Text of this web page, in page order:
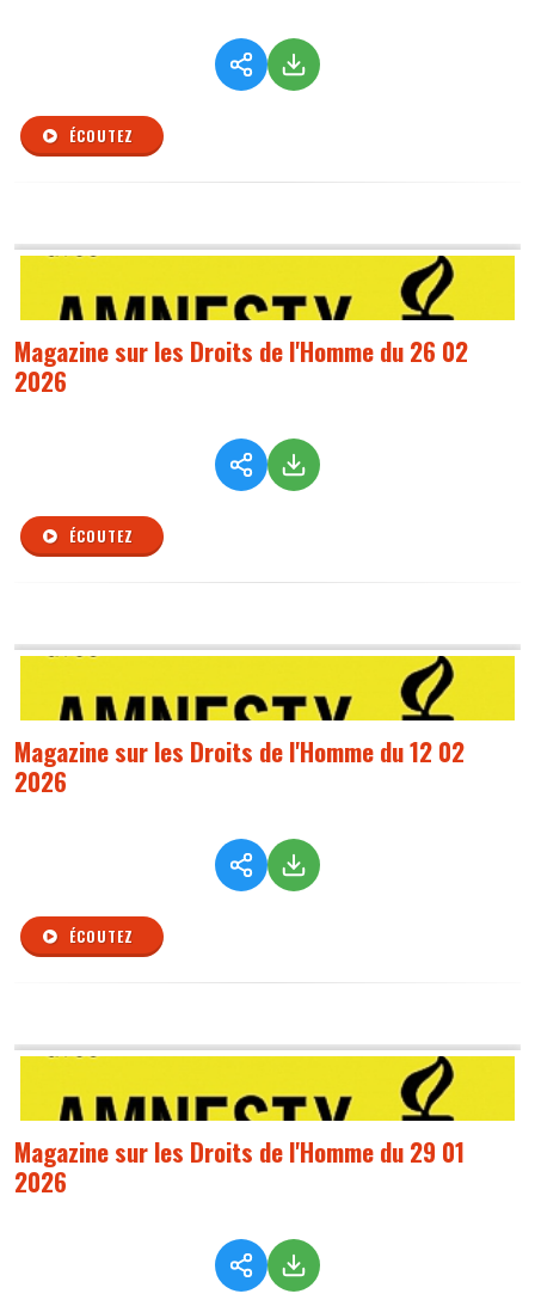
ÉCOUTEZ
Magazine sur les Droits de l'Homme du 26 02
2026
ÉCOUTEZ
Magazine sur les Droits de l'Homme du 12 02
2026
ÉCOUTEZ
Magazine sur les Droits de l'Homme du 29 01
2026